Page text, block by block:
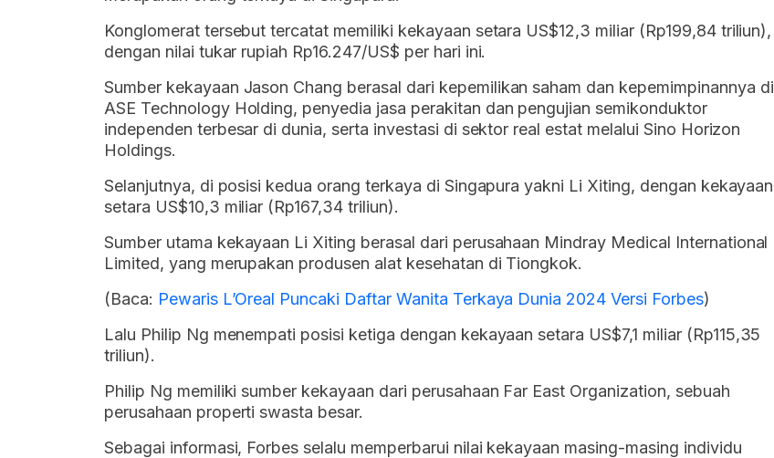
Konglomerat tersebut tercatat memiliki kekayaan setara US$12,3 miliar (Rp199,84 triliun),
dengan nilai tukar rupiah Rp16.247/US$ per hari ini.
Sumber kekayaan Jason Chang berasal dari kepemilikan saham dan kepemimpinannya di
ASE Technology Holding, penyedia jasa perakitan dan pengujian semikonduktor
independen terbesar di dunia, serta investasi di sektor real estat melalui Sino Horizon
Holdings.
Selanjutnya, di posisi kedua orang terkaya di Singapura yakni Li Xiting, dengan kekayaan
setara US$10,3 miliar (Rp167,34 triliun).
Sumber utama kekayaan Li Xiting berasal dari perusahaan Mindray Medical International
Limited, yang merupakan produsen alat kesehatan di Tiongkok.
(Baca: Pewaris L’Oreal Puncaki Daftar Wanita Terkaya Dunia 2024 Versi Forbes)
Lalu Philip Ng menempati posisi ketiga dengan kekayaan setara US$7,1 miliar (Rp115,35
triliun).
Philip Ng memiliki sumber kekayaan dari perusahaan Far East Organization, sebuah
perusahaan properti swasta besar.
Sebagai informasi, Forbes selalu memperbarui nilai kekayaan masing-masing individu